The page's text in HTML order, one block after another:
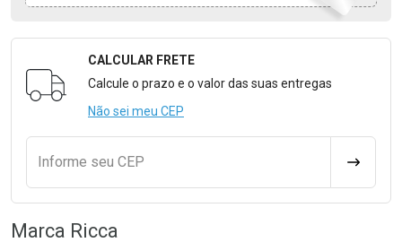
Formulário para Calcular o Frete
CALCULAR FRETE
Calcule o prazo e o valor das suas entregas
Não sei meu CEP
Informe seu CEP
Marca Ricca